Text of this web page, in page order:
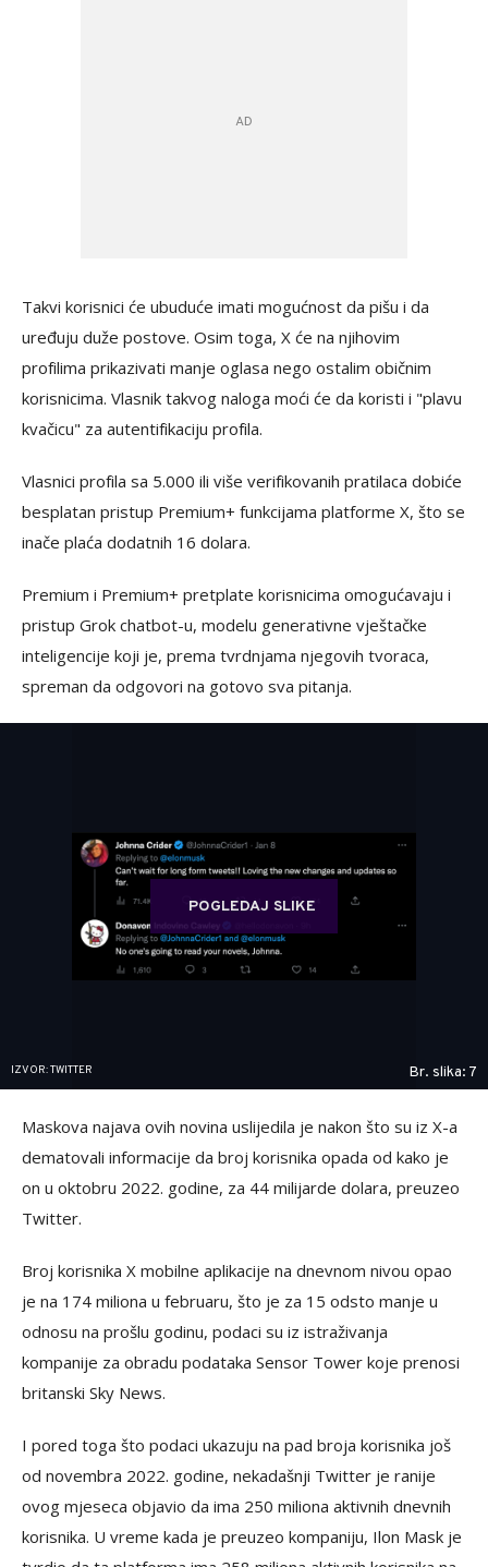
Takvi korisnici će ubuduće imati mogućnost da pišu i da
uređuju duže postove. Osim toga, X će na njihovim
profilima prikazivati manje oglasa nego ostalim običnim
korisnicima. Vlasnik takvog naloga moći će da koristi i "plavu
kvačicu" za autentifikaciju profila.
Vlasnici profila sa 5.000 ili više verifikovanih pratilaca dobiće
besplatan pristup Premium+ funkcijama platforme X, što se
inače plaća dodatnih 16 dolara.
Premium i Premium+ pretplate korisnicima omogućavaju i
pristup Grok chatbot-u, modelu generativne vještačke
inteligencije koji je, prema tvrdnjama njegovih tvoraca,
spreman da odgovori na gotovo sva pitanja.
POGLEDAJ SLIKE
IZVOR: TWITTER Br. slika: 7
Maskova najava ovih novina uslijedila je nakon što su iz X-a
dematovali informacije da broj korisnika opada od kako je
on u oktobru 2022. godine, za 44 milijarde dolara, preuzeo
Twitter.
Broj korisnika X mobilne aplikacije na dnevnom nivou opao
je na 174 miliona u februaru, što je za 15 odsto manje u
odnosu na prošlu godinu, podaci su iz istraživanja
kompanije za obradu podataka Sensor Tower koje prenosi
britanski Sky News.
I pored toga što podaci ukazuju na pad broja korisnika još
od novembra 2022. godine, nekadašnji Twitter je ranije
ovog mjeseca objavio da ima 250 miliona aktivnih dnevnih
korisnika. U vreme kada je preuzeo kompaniju, Ilon Mask je